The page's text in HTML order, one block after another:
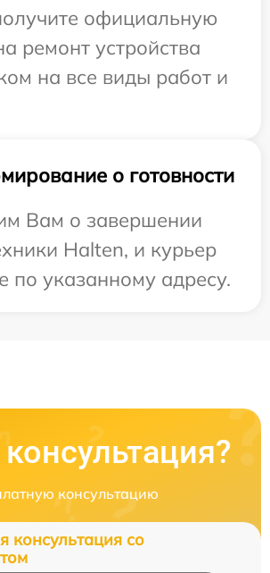
официальную
ремонт устройства
на все виды работ и
о готовности
Вам о завершении
Halten, и курьер
по указанному адресу.
консультацию
консультация со